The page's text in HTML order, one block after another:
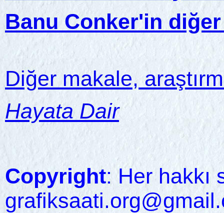
Banu Conker'in diğer
Diğer makale,
Hayata Dair
Copyright: Her hakkı